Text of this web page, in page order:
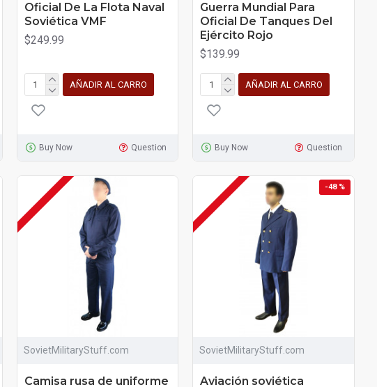
Oficial De La Flota Naval
Soviética VMF
$249.99
AÑADIR AL CARRO
Buy Now Question
Guerra Mundial Para
Oficial De Tanques Del
Ejército Rojo
$139.99
AÑADIR AL CARRO
Buy Now Question
SovietMilitaryStuff.com
Camisa rusa de uniforme
-48 %
SovietMilitaryStuff.com
Aviación soviética